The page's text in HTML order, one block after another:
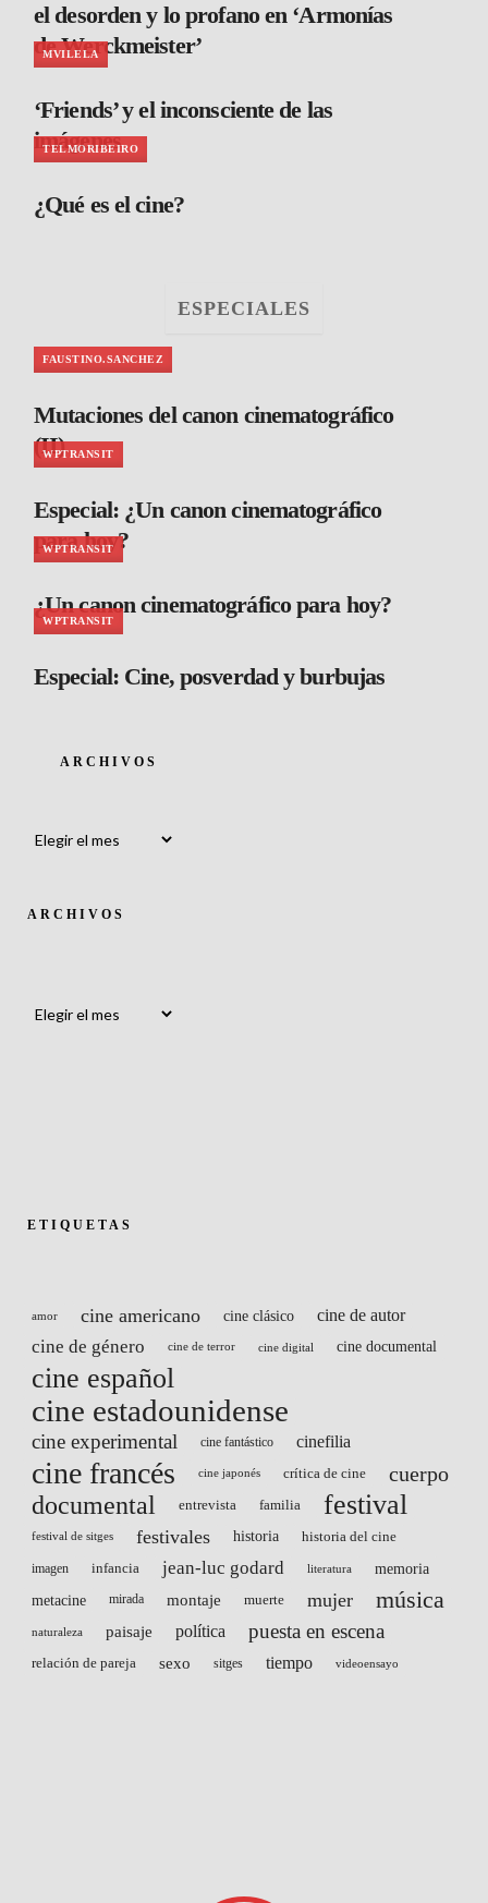
el desorden y lo profano en ‘Armonías
de Werckmeister’
MVILELA
‘Friends’ y el inconsciente de las
imágenes
TELMORIBEIRO
¿Qué es el cine?
ESPECIALES
FAUSTINO.SANCHEZ
Mutaciones del canon cinematográfico
(II)
WPTRANSIT
Especial: ¿Un canon cinematográfico
para hoy?
WPTRANSIT
¿Un canon cinematográfico para hoy?
WPTRANSIT
Especial: Cine, posverdad y burbujas
ARCHIVOS
ARCHIVOS
ETIQUETAS
amor cine americano cine clásico cine de autor
cine de género cine de terror cine digital cine documental
cine español
cine estadounidense
cine experimental cine fantástico cinefilia
cine francés cine japonés crítica de cine cuerpo
documental entrevista familia festival
festival de sitges festivales historia historia del cine
imagen infancia jean-luc godard literatura
memoria
metacine
mirada montaje muerte mujer música
naturaleza paisaje política puesta en escena
relación de pareja sexo sitges tiempo videoensayo